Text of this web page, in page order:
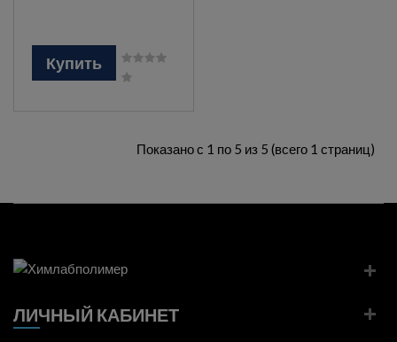
Купить
Показано с 1 по 5 из 5 (всего 1 страниц)
ЛИЧНЫЙ КАБИНЕТ